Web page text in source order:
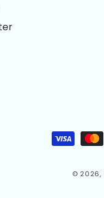
de
© 2026,